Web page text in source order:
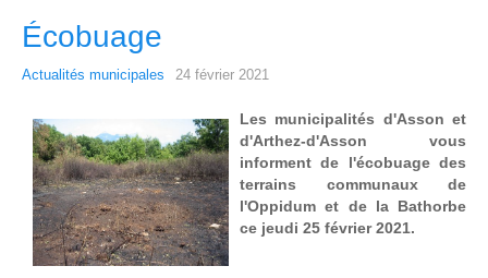
Écobuage
Actualités municipales 24 février 2021
Les municipalités d'Asson et
d'Arthez-d'Asson vous
informent de l'écobuage des
terrains communaux de
l'Oppidum et de la Bathorbe
ce jeudi 25 février 2021.